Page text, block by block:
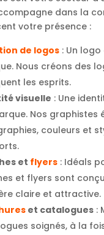
dans la
votre présence :
de logos : Un
Nous créons des
les esprits.
visuelle : Une
Nos
couleurs et
et flyers : Idéals
et flyers sont
claire et attractive.
et catalogues :
soignés, à la